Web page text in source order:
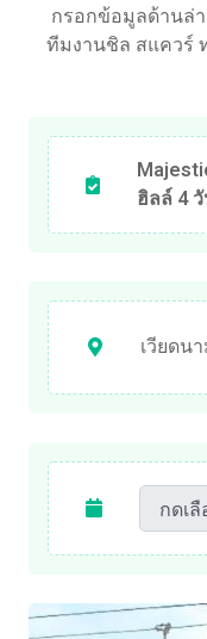
กรอกข้อมูลด้านล่
ทีมงานชิล สแควร์
ฮิลล์ 4
เวียดน